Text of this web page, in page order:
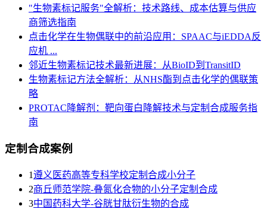
"生物素标记服务"全解析：技术路线、成本估算与供应
商筛选指南
点击化学在生物偶联中的前沿应用：SPAAC与iEDDA反
应机 ...
邻近生物素标记技术最新进展：从BioID到TransitID
生物素标记方法全解析：从NHS酯到点击化学的偶联策
略
PROTAC降解剂：靶向蛋白降解技术与定制合成服务指
南
定制合成案例
1遵义医药高等专科学校定制合成小分子
2商丘师范学院-叠氮化合物的小分子定制合成
3​中国药科大学-谷胱甘肽衍生物的合成